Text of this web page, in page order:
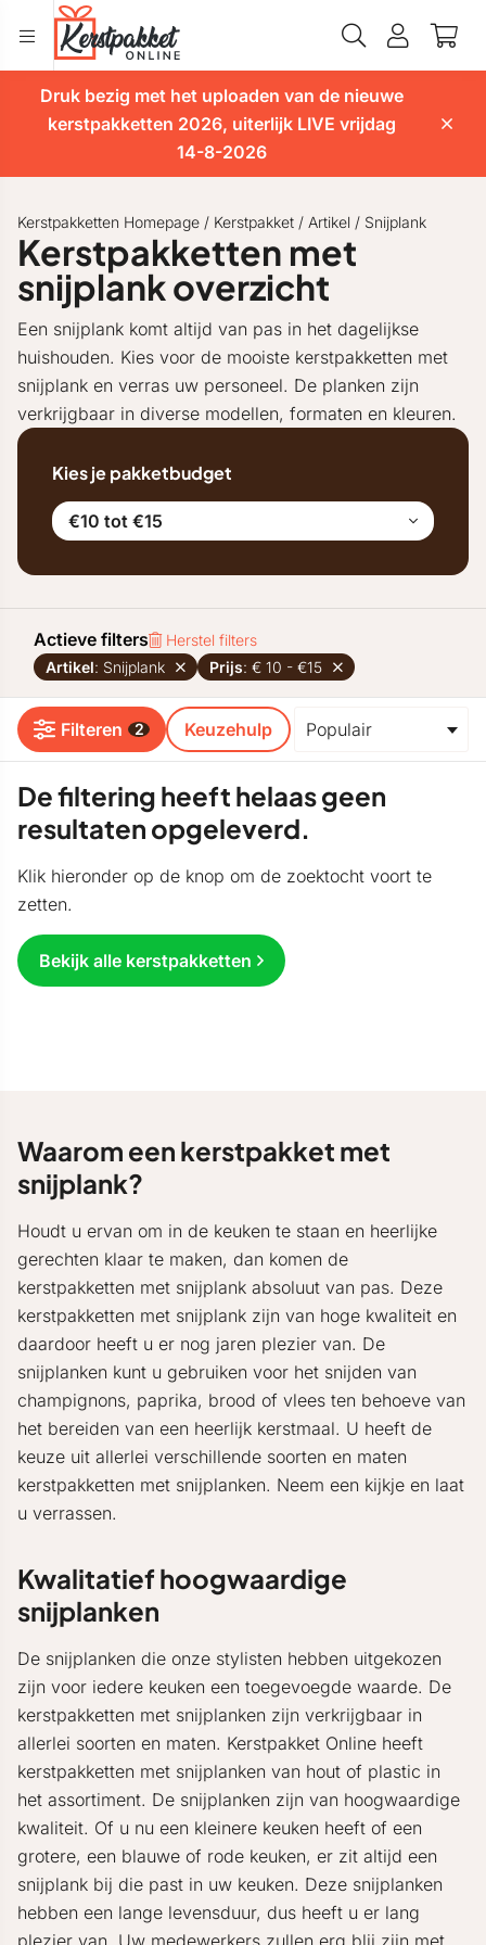
Druk bezig met het uploaden van de nieuwe
kerstpakketten 2026, uiterlijk LIVE vrijdag
14-8-2026
Kerstpakketten Homepage / Kerstpakket / Artikel / Snijplank
Kerstpakketten met
snijplank overzicht
Een snijplank komt altijd van pas in het dagelijkse
huishouden. Kies voor de mooiste kerstpakketten met
snijplank en verras uw personeel. De planken zijn
verkrijgbaar in diverse modellen, formaten en kleuren.
Kies je pakketbudget
€10 tot €15
Actieve filters
Herstel filters
Artikel: Snijplank Prijs: € 10 - €15
Filteren 2 Keuzehulp
De filtering heeft helaas geen
resultaten opgeleverd.
Klik hieronder op de knop om de zoektocht voort te
zetten.
Bekijk alle kerstpakketten
Waarom een kerstpakket met
snijplank?
Houdt u ervan om in de keuken te staan en heerlijke
gerechten klaar te maken, dan komen de
kerstpakketten met snijplank absoluut van pas. Deze
kerstpakketten met snijplank zijn van hoge kwaliteit en
daardoor heeft u er nog jaren plezier van. De
snijplanken kunt u gebruiken voor het snijden van
champignons, paprika, brood of vlees ten behoeve van
het bereiden van een heerlijk kerstmaal. U heeft de
keuze uit allerlei verschillende soorten en maten
kerstpakketten met snijplanken. Neem een kijkje en laat
u verrassen.
Kwalitatief hoogwaardige
snijplanken
De snijplanken die onze stylisten hebben uitgekozen
zijn voor iedere keuken een toegevoegde waarde. De
kerstpakketten met snijplanken zijn verkrijgbaar in
allerlei soorten en maten. Kerstpakket Online heeft
kerstpakketten met snijplanken van hout of plastic in
het assortiment. De snijplanken zijn van hoogwaardige
kwaliteit. Of u nu een kleinere keuken heeft of een
grotere, een blauwe of rode keuken, er zit altijd een
snijplank bij die past in uw keuken. Deze snijplanken
hebben een lange levensduur, dus heeft u er lang
plezier van. Uw medewerkers zullen erg blij zijn met